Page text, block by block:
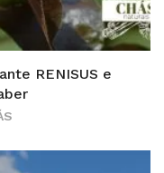
RENISUS e